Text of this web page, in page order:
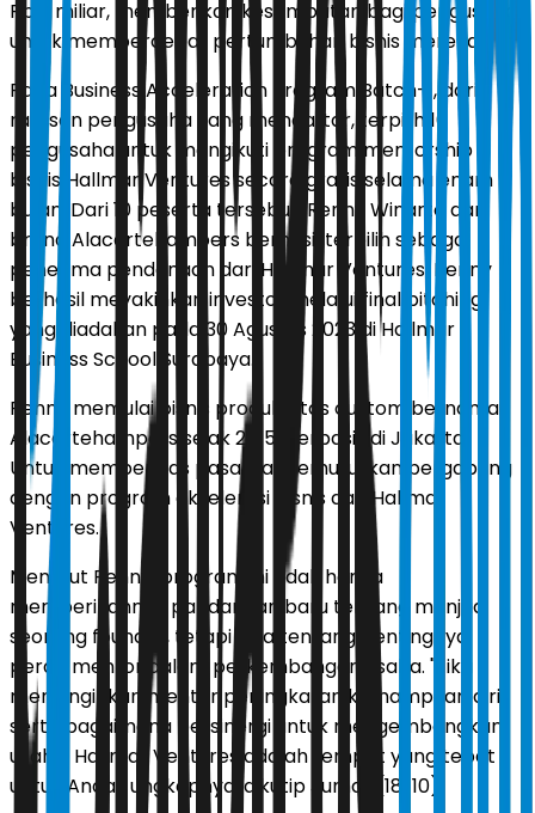
Rp 2 miliar, memberikan kesempatan bagi pengusaha
untuk mempercepat pertumbuhan bisnis mereka.
Pada Business Acceleration Program Batch-1, dari
ratusan pengusaha yang mendaftar, terpilih 10
pengusaha untuk mengikuti program mentorship
bisnis Hallmar Ventures secara gratis selama enam
bulan. Dari 10 peserta tersebut, Renny Winarto dari
brand Alacartehampers berhasil terpilih sebagai
penerima pendanaan dari Hallmar Ventures. Renny
berhasil meyakinkan investor melalui final pitching
yang diadakan pada 30 Agustus 2023 di Hallmar
Business School Surabaya.
Renny memulai bisnis produksi tas custom bernama
Alacartehampers sejak 2015, berbasis di Jakarta.
Untuk memperluas pasar, ia memutuskan bergabung
dengan program akselerasi bisnis dari Hallmar
Ventures.
Menurut Renny, program ini tidak hanya
memberikannya pandangan baru tentang menjadi
seorang founder, tetapi juga tentang pentingnya
peran mentor dalam perkembangan usaha. "Jika
menginginkan mentor peningkatan kemampuan diri
serta bagaimana bersinergi untuk mengembangkan
usaha, Hallmar Ventures adalah tempat yang tepat
untuk Anda," ungkapnya, dikutip Jumat (18/10).